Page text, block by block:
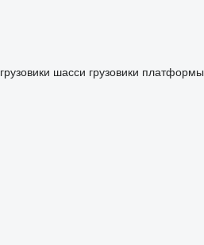
грузовики шасси грузовики платформы